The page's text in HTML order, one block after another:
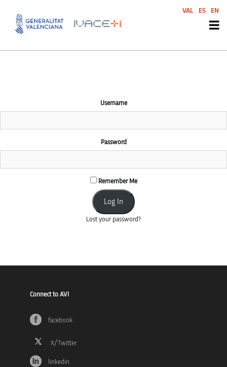
Username
Password
Remember Me
Lost your password?
Connect to AVI
facebook
linkedin
VAL ES EN